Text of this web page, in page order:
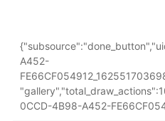
A452-
0CCD-4B98-A452-